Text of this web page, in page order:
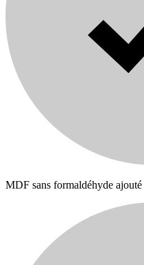
MDF sans formaldéhyde ajouté